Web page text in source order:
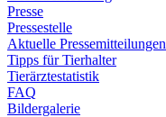
Presse
Pressestelle
Aktuelle Pressemitteilungen
Tipps für Tierhalter
Tierärztestatistik
FAQ
Bildergalerie